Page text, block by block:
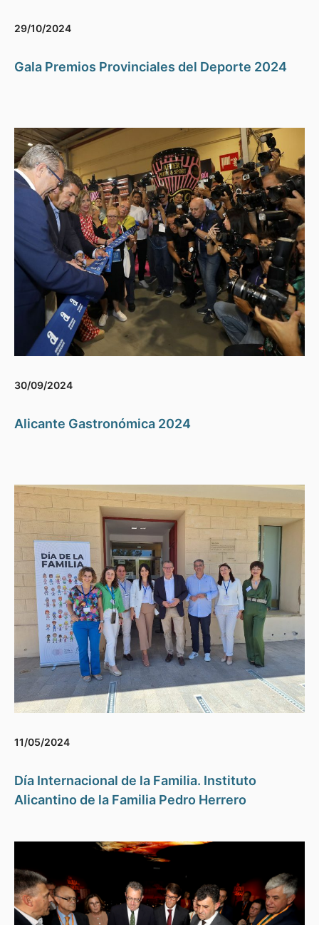
29/10/2024
Gala Premios Provinciales del Deporte 2024
30/09/2024
Alicante Gastronómica 2024
11/05/2024
Día Internacional de la Familia. Instituto
Alicantino de la Familia Pedro Herrero